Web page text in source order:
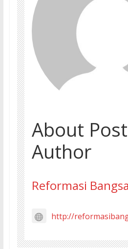
About Post
Author
Reformasi Bangsa
http://